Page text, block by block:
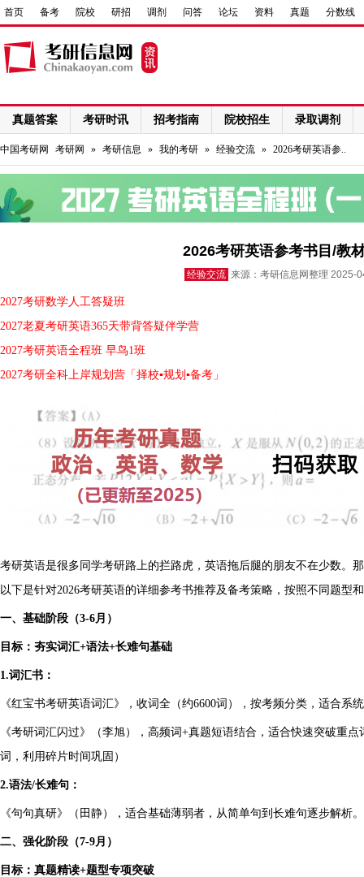
首页 备考 院校 研招 调剂 问答 论坛 资料 真题 分数线
真题答案 考研时讯 招考指南 院校招生 录取调剂
网络课程
中国考研网 考研网 » 考研信息 » 我的考研 » 经验交流 » 2026考研英语参..
2026考研英语参考书目/教
经验交流 来源：考研信息网整理
2027考研数学人工答疑班
2027老夏考研英语365天带背答疑伴学营
2027考研英语全程班 早鸟1班
2027考研全科上岸规划营「择校▪规划▪备考」
考研英语是很多同学考研路上的拦路虎，英语拖后腿的朋友不在少数。
以下是针对2026考研英语的详细参考书推荐及备考策略，按照不同题型
一、基础阶段（3-6月）
目标：夯实词汇+语法+长难句基础
1.词汇书：
《红宝书考研英语词汇》，收词全（约6600词），按考频分类，适合系
《考研词汇闪过》（李旭），高频词+真题短语结合，适合快速突破重
词，利用碎片时间巩固）
2.语法/长难句：
《句句真研》（田静），适合基础薄弱者，从简单句到长难句逐步解析。
二、强化阶段（7-9月）
目标：真题精读+题型专项突破